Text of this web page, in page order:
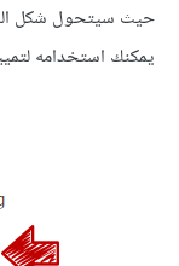
حيث سيتحول شكل
يمكنك استخدامه